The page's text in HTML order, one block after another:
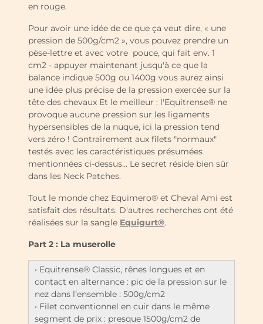
en rouge.
Pour avoir une idée de ce que ça veut dire, « une
pression de 500g/cm2 », vous pouvez prendre un
pèse-lettre et avec votre pouce, qui fait env. 1
cm2 - appuyer maintenant jusqu'à ce que la
balance indique 500g ou 1400g vous aurez ainsi
une idée plus précise de la pression exercée sur la
tête des chevaux Et le meilleur : l'Equitrense® ne
provoque aucune pression sur les ligaments
hypersensibles de la nuque, ici la pression tend
vers zéro ! Contrairement aux filets "normaux"
testés avec les caractéristiques présumées
mentionnées ci-dessus... Le secret réside bien sûr
dans les Neck Patches.
Tout le monde chez Equimero® et Cheval Ami est
satisfait des résultats. D'autres recherches ont été
réalisées sur la sangle Equigurt®.
Part 2 : La muserolle
• Equitrense® Classic, rênes longues et en
contact en alternance : pic de la pression sur le
nez dans l’ensemble : 500g/cm2
• Filet conventionnel en cuir dans le même
segment de prix : presque 1500g/cm2 de